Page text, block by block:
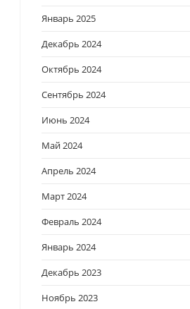
Январь 2025
Декабрь 2024
Октябрь 2024
Сентябрь 2024
Июнь 2024
Май 2024
Апрель 2024
Март 2024
Февраль 2024
Январь 2024
Декабрь 2023
Ноябрь 2023